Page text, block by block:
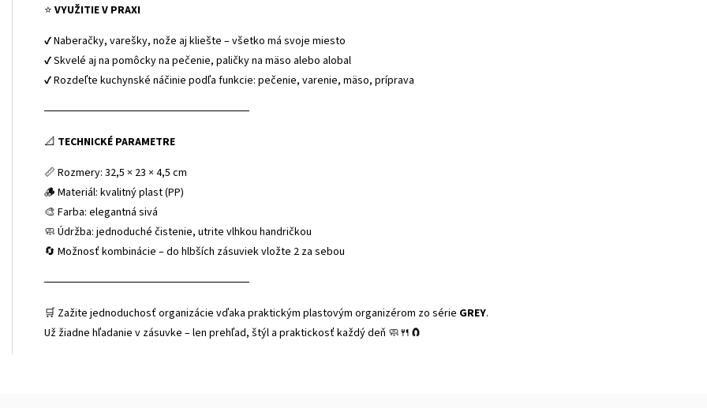
⭐ VYUŽITIE V PRAXI
✔ Naberačky, varešky, nože aj kliešte – všetko má svoje miesto
✔ Skvelé aj na pomôcky na pečenie, paličky na mäso alebo alobal
✔ Rozdeľte kuchynské náčinie podľa funkcie: pečenie, varenie, mäso, príprava
──────────────────────────
📐 TECHNICKÉ PARAMETRE
📏 Rozmery: 32,5 × 23 × 4,5 cm
🪵 Materiál: kvalitný plast (PP)
🎨 Farba: elegantná sivá
🧼 Údržba: jednoduché čistenie, utrite vlhkou handričkou
🔄 Možnosť kombinácie – do hlbších zásuviek vložte 2 za sebou
──────────────────────────
🛒 Zažite jednoduchosť organizácie vďaka praktickým plastovým organizérom zo série GREY.
Už žiadne hľadanie v zásuvke – len prehľad, štýl a praktickosť každý deň 🧼🍴🧲